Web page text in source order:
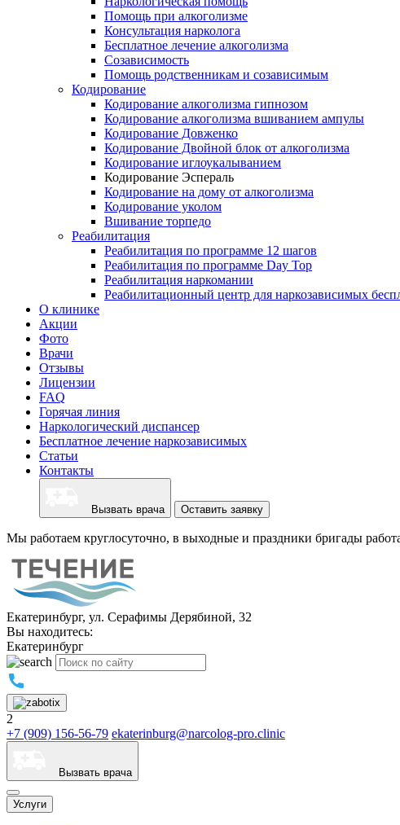
Помощь при алкоголизме
Консультация нарколога
Бесплатное лечение алкоголизма
Созависимость
Помощь родственникам и созависимым
Кодирование
Кодирование алкоголизма гипнозом
Кодирование алкоголизма вшиванием ампулы
Кодирование Довженко
Кодирование Двойной блок от алкоголизма
Кодирование иглоукалыванием
Кодирование Эспераль
Кодирование на дому от алкоголизма
Кодирование уколом
Вшивание торпедо
Реабилитация
Реабилитация по программе 12 шагов
Реабилитация по программе Day Top
Реабилитация наркомании
Реабилитационный центр для наркозависимых
О клинике
Акции
Фото
Врачи
Отзывы
Лицензии
FAQ
Горячая линия
Наркологический диспансер
Бесплатное лечение наркозависимых
Статьи
Контакты
Вызвать врача Оставить заявку
Мы работаем круглосуточно, в выходные и праздники бригады
Екатеринбург, ул. Серафимы Дерябиной, 32
Вы находитесь:
Екатеринбург
2
+7 (909) 156-56-79 ekaterinburg@narcolog-pro.clinic
Вызвать врача
Услуги